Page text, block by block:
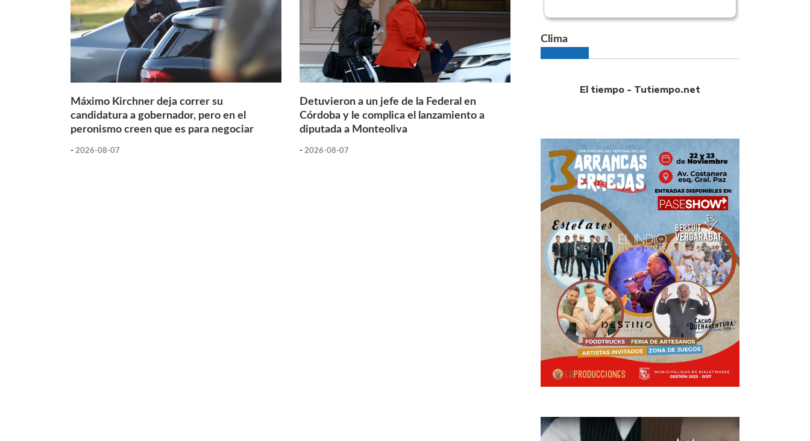
Máximo Kirchner deja correr su
candidatura a gobernador, pero en el
peronismo creen que es para negociar
- 2026-08-07
Detuvieron a un jefe de la Federal en
Córdoba y le complica el lanzamiento a
diputada a Monteoliva
- 2026-08-07
Clima
El tiempo - Tutiempo.net